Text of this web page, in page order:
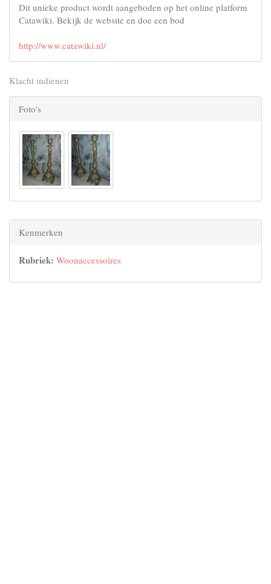
Dit unieke product wordt aangeboden op het online platform
Catawiki. Bekijk de website en doe een bod
http://www.catawiki.nl/
Klacht indienen
Foto's
Kenmerken
Rubriek: Woonaccessoires